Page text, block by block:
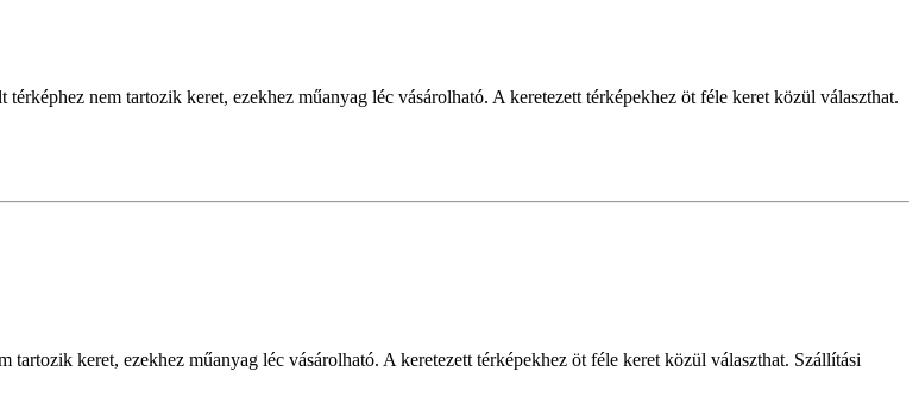
nem tartozik keret, ezekhez műanyag léc vásárolható. A keretezett térképekhez öt féle keret közül választhat.
keret, ezekhez műanyag léc vásárolható. A keretezett térképekhez öt féle keret közül választhat. Szállítási